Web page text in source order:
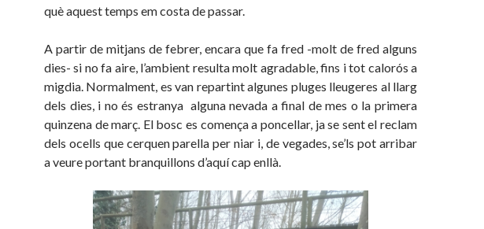
què aquest temps em costa de passar.
A partir de mitjans de febrer, encara que fa fred -molt de fred alguns
dies- si no fa aire, l’ambient resulta molt agradable, fins i tot calorós a
migdia. Normalment, es van repartint algunes pluges lleugeres al llarg
dels dies, i no és estranya alguna nevada a final de mes o la primera
quinzena de març. El bosc es comença a poncellar, ja se sent el reclam
dels ocells que cerquen parella per niar i, de vegades, se’ls pot arribar
a veure portant branquillons d’aquí cap enllà.